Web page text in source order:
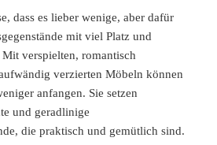
dass es lieber wenige, aber dafür
mit viel Platz und
verspielten, romantisch
verzierten Möbeln können
anfangen. Sie setzen
und geradlinige
die praktisch und gemütlich sind.